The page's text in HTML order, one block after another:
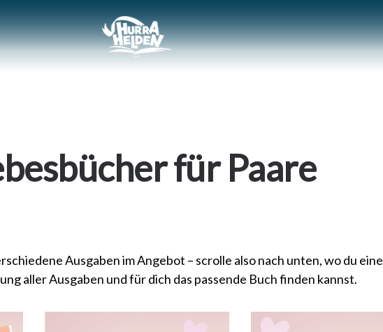
für Paare
Ausgaben im Angebot – scrolle also nach unten, wo du eine
aller Ausgaben und für dich das passende Buch finden kannst.